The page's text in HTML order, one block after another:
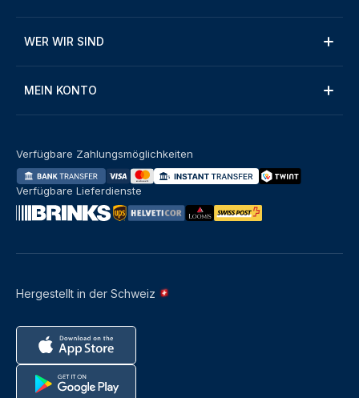
WER WIR SIND
MEIN KONTO
Hergestellt in der Schweiz
Verfügbare Zahlungsmöglichkeiten
Verfügbare Lieferdienste